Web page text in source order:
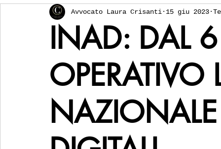
INAD: DAL
OPERATIVO
Avvocato Laura Crisanti 15 giu 2023